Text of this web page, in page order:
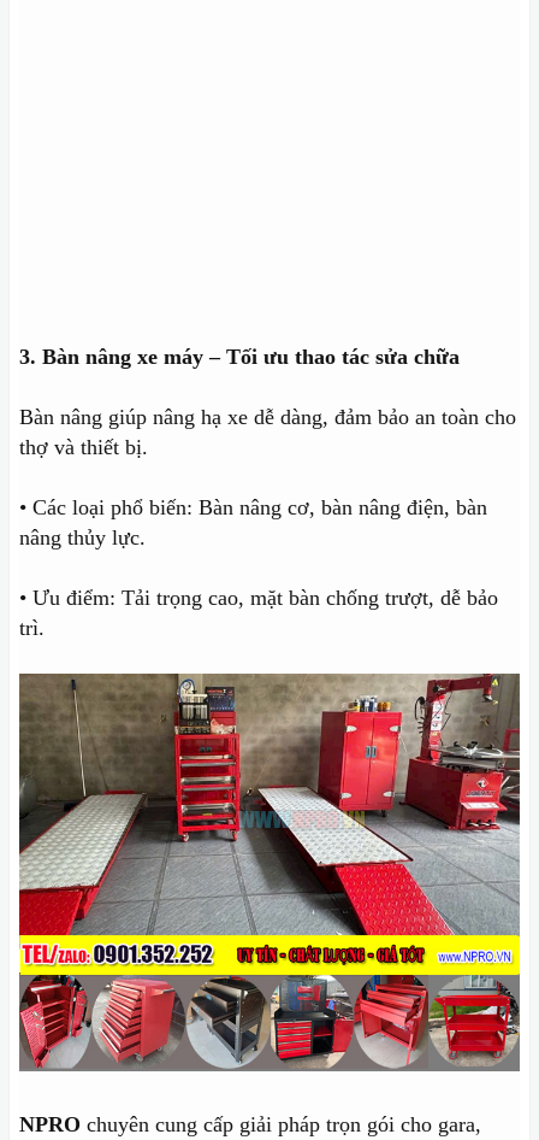
3. Bàn nâng xe máy – Tối ưu thao tác sửa chữa
Bàn nâng giúp nâng hạ xe dễ dàng, đảm bảo an toàn cho
thợ và thiết bị.
• Các loại phổ biến: Bàn nâng cơ, bàn nâng điện, bàn
nâng thủy lực.
• Ưu điểm: Tải trọng cao, mặt bàn chống trượt, dễ bảo
trì.
NPRO chuyên cung cấp giải pháp trọn gói cho gara,